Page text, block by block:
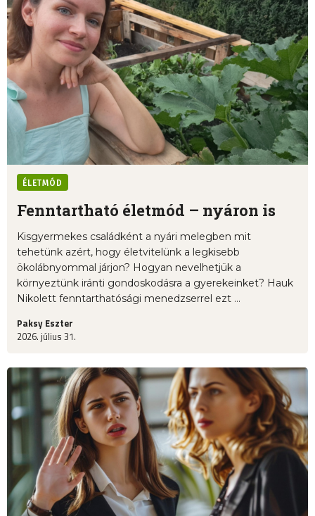
ÉLETMÓD
Fenntartható életmód – nyáron is
Kisgyermekes családként a nyári melegben mit
tehetünk azért, hogy életvitelünk a legkisebb
ökolábnyommal járjon? Hogyan nevelhetjük a
környeztünk iránti gondoskodásra a gyerekeinket? Hauk
Nikolett fenntarthatósági menedzserrel ezt ...
Paksy Eszter
2026. július 31.